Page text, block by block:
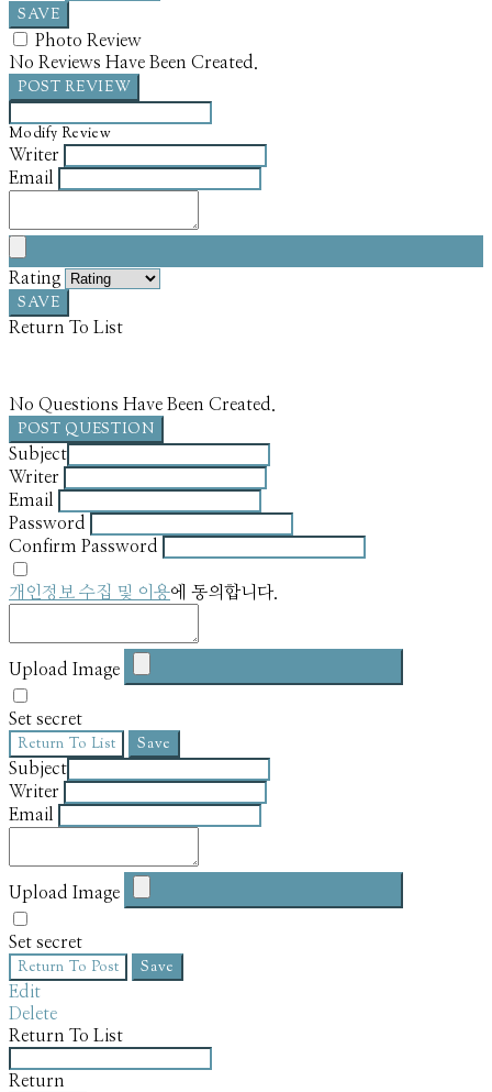
SAVE
Photo Review
No Reviews Have Been Created.
POST REVIEW
Modify Review
Writer
Email
Rating
SAVE
Return To List
No Questions Have Been Created.
POST QUESTION
Subject
Writer
Email
Password
Confirm Password
개인정보 수집 및 이용에 동의합니다.
Upload Image
Set secret
Return To List Save
Subject
Writer
Email
Upload Image
Set secret
Return To Post Save
Edit
Delete
Return To List
Return